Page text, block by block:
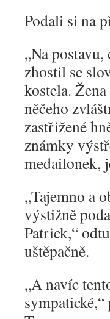
Podali si na
„Na postavu,
zhostil se
kostela.
něčeho
zastřižené
známky
medailonek,
„Tajemno a
výstižně
Patrick,“
uštěpačně.
„A navíc